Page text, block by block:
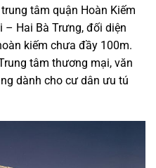
tâm quận Hoàn Kiếm
– Hai Bà Trưng, đối diện
kiếm chưa đầy 100m.
tâm thương mại, văn
dành cho cư dân ưu tú